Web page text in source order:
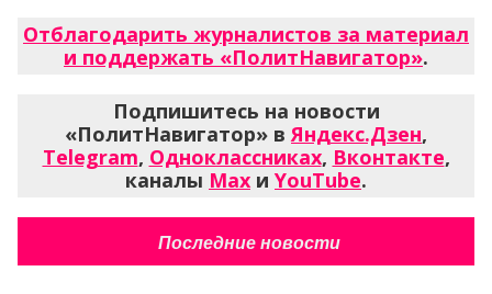
Отблагодарить журналистов за материал
и поддержать «ПолитНавигатор».
Подпишитесь на новости
«ПолитНавигатор» в Яндекс.Дзен,
Telegram, Одноклассниках, Вконтакте,
каналы Max и YouTube.
Последние новости